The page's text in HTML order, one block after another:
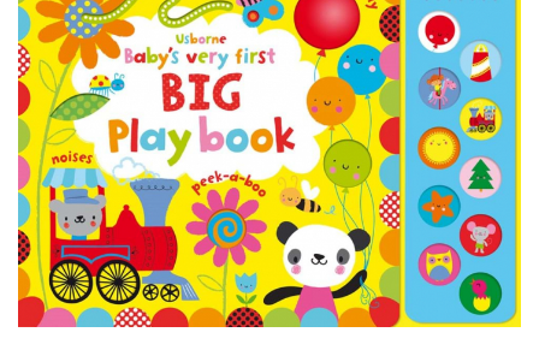
Biblia pentru copii
Carti cu magneti
Carti fold-out
Carti slot-together
Dictionare
Enciclopedii
Ghid ingrijire animale
Programare
Cuvinte incrucisate
Retete de prajituri (baking books)
Istorie
Mijloace de transport
Numere, litere, forme, culori
Pasari
Paște
Poppy si Sam
Printese, zane si papusi
Religios